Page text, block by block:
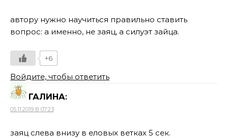
автору нужно научиться правильно ставить
вопрос: а именно, не заяц, а силуэт зайца.
+6
Войдите, чтобы ответить
ГАЛИНА:
05.11.2019 В 07:23
заяц слева внизу в еловых ветках 5 сек.